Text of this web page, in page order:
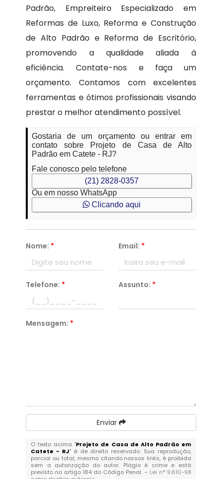
Padrão, Empreiteiro Especializado em
Reformas de Luxo, Reforma e Construção
de Alto Padrão e Reforma de Escritório,
promovendo a qualidade aliada à
eficiência. Contate-nos e faça um
orçamento. Contamos com excelentes
ferramentas e ótimos profissionais visando
prestar o melhor atendimento possível.
Gostaria de um orçamento ou entrar em
contato sobre Projeto de Casa de Alto
Padrão em Catete - RJ?
Fale conosco pelo telefone
(21) 2828-0357
Ou em nosso WhatsApp
Clicando aqui
Nome: * Email: *
Telefone: * Assunto: *
Mensagem: *
Enviar
O texto acima "Projeto de Casa de Alto Padrão em
Catete - RJ" é de direito reservado. Sua reprodução,
parcial ou total, mesmo citando nossos links, é proibida
sem a autorização do autor. Plágio é crime e está
previsto no artigo 184 do Código Penal. – Lei n° 9.610-98